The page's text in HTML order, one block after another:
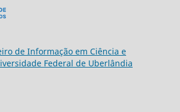
de Informação em Ciência e
Federal de Uberlândia